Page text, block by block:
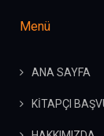
Menü
ANA SAYFA
KİTAPÇI